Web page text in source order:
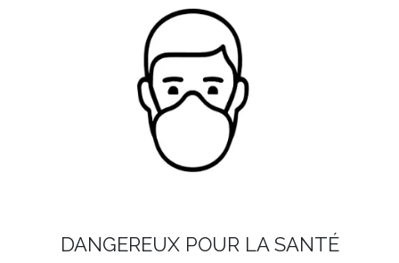
DANGEREUX POUR LA SANTÉ